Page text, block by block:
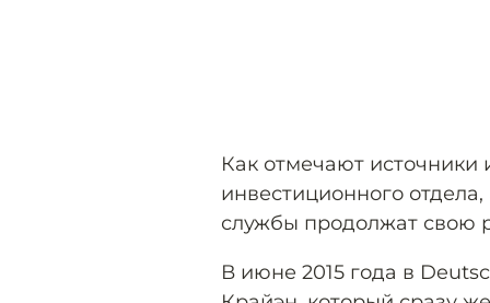
Как отмечают источники
инвестиционного
службы продолжат свою
В июне 2015 года в